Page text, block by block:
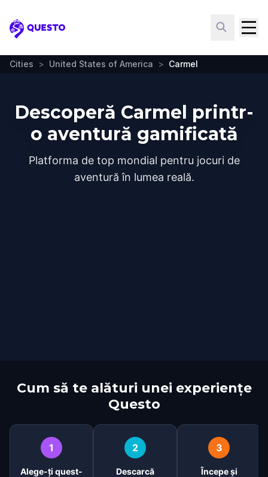
Questo
Cities > United States of America > Carmel
Descoperă Carmel printr-
o aventură gamificată
Platforma de top mondial pentru jocuri de
aventură în lumea reală.
Cum să te alături unei experiențe
Questo
1
Alege-ți quest-
2
Descarcă
3
Începe și